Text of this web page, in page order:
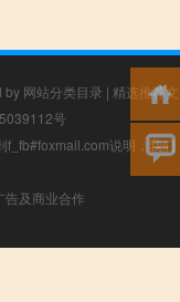
by 网站分类目录 | 精选推荐文
号
f_fb#foxmail.com说明，我们
告及商业合作